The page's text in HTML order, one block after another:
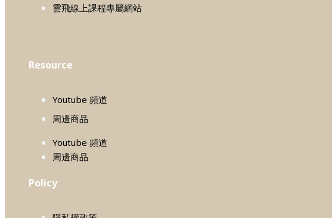
雲飛線上課程專屬網站
Resource
Youtube 頻道
周邊商品
Youtube 頻道
周邊商品
Policy